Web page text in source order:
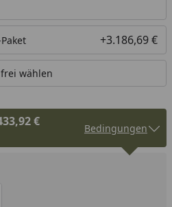
+3.186,69 €
wählen
€
Bedingungen